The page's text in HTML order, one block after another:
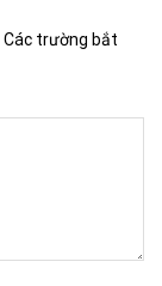
Các trường bắt